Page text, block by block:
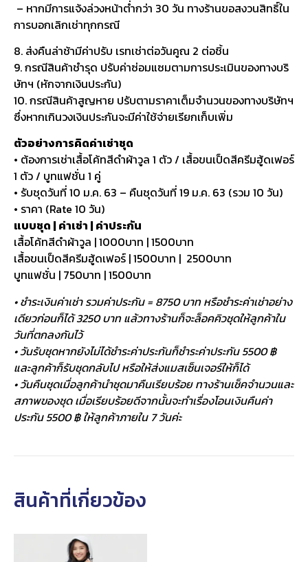
– หากมีการแจ้งล่วงหน้าต่ำกว่า 30 วัน ทางร้านขอสงวนสิทธิ์ใน
การบอกเลิกเช่าทุกกรณี
8. ส่งคืนล่าช้ามีค่าปรับ เรทเช่าต่อวันคูณ 2 ต่อชิ้น
9. กรณีสินค้าชำรุด ปรับค่าซ่อมแซมตามการประเมินของทางบริ
ษัทฯ (หักจากเงินประกัน)
10. กรณีสินค้าสูญหาย ปรับตามราคาเต็มจำนวนของทางบริษัทฯ
ซึ่งหากเกินวงเงินประกันจะมีค่าใช้จ่ายเรียกเก็บเพิ่ม
ตัวอย่างการคิดค่าเช่าชุด
• ต้องการเช่าเสื้อโค้ทสีดำผ้าวูล 1 ตัว / เสื้อขนเป็ดสีครีมฮู้ดเฟอร์
1 ตัว / บูทแฟชั่น 1 คู่
• รับชุดวันที่ 10 ม.ค. 63 – คืนชุดวันที่ 19 ม.ค. 63 (รวม 10 วัน)
• ราคา (Rate 10 วัน)
แบบชุด | ค่าเช่า | ค่าประกัน
เสื้อโค้ทสีดำผ้าวูล | 1000บาท | 1500บาท
เสื้อขนเป็ดสีครีมฮู้ดเฟอร์ | 1500บาท | 2500บาท
บูทแฟชั่น | 750บาท | 1500บาท
• ชำระเงินค่าเช่า รวมค่าประกัน = 8750 บาท หรือชำระค่าเช่าอย่าง
เดียวก่อนก็ได้ 3250 บาท แล้วทางร้านก็จะล็อคคิวชุดให้ลูกค้าใน
วันที่ตกลงกันไว้
• วันรับชุดหากยังไม่ได้ชำระค่าประกันก็ชำระค่าประกัน 5500 ฿
และลูกค้าก็รับชุดกลับไป หรือให้ส่งแมสเซ็นเจอร์ให้ก็ได้
• วันคืนชุดเมื่อลูกค้านำชุดมาคืนเรียบร้อย ทางร้านเช็คจำนวนและ
สภาพของชุด เมื่อเรียบร้อยดีจากนั้นจะทำเรื่องโอนเงินคืนค่า
ประกัน 5500 ฿ ให้ลูกค้าภายใน 7 วันค่ะ
สินค้าที่เกี่ยวข้อง